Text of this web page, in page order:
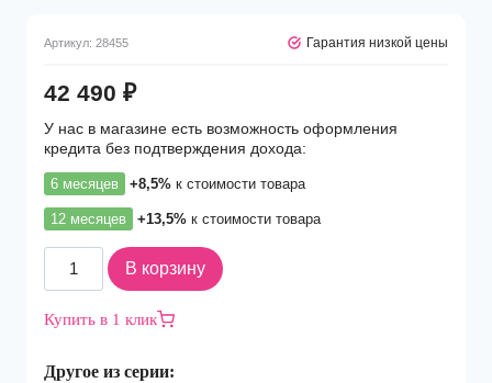
Артикул: 28455 Гарантия низкой цены
42 490 ₽
У нас в магазине есть возможность оформления
кредита без подтверждения дохода:
6 месяцев +8,5% к стоимости товара
12 месяцев +13,5% к стоимости товара
Количество
товара
Dyson
HD07
В корзину
Купить в 1 клик
Другое из серии: